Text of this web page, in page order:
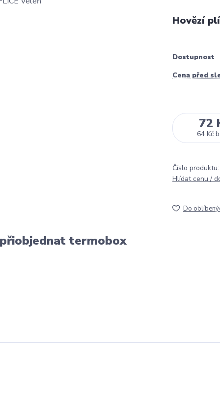
Hovězí
Dostupnost
Cena před
72
64 Kč
Číslo produktu:
Hlídat cenu /
Do
termobox